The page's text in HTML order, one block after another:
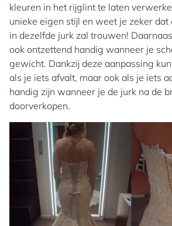
kleuren in het rijglint te laten
unieke eigen stijl en weet je zeker dat
in dezelfde jurk zal trouwen!
ook ontzettend handig wanneer je
gewicht. Dankzij deze aanpassing
als je iets afvalt, maar ook als je iets
handig zijn wanneer je de jurk na de
doorverkopen.